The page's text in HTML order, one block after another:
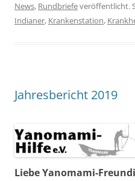
News, Rundbriefeveröffentlicht.
Indianer, Krankenstation,
Jahresbericht 2019
Liebe Yanomami-